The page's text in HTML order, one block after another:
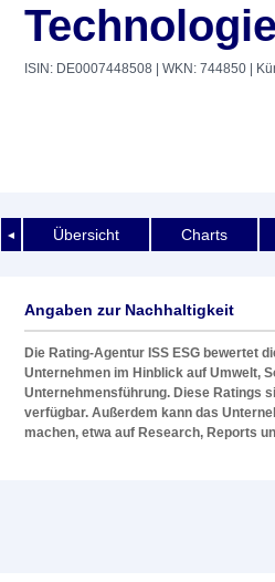
ISIN: DE0007448508 | WKN: 744850 |
◄ Übersicht Charts
Angaben zur Nachhaltigkeit
Die Rating-Agentur ISS ESG bewertet
Unternehmen im Hinblick auf Umwelt,
Unternehmensführung. Diese Ratings
verfügbar. Außerdem kann das
machen, etwa auf Research, Reports